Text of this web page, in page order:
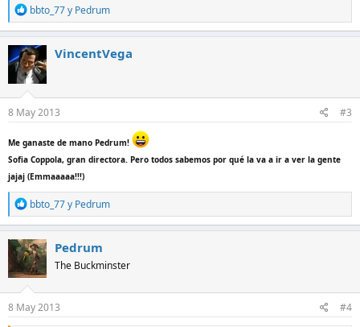
R
e
a
c
c
i
o
n
e
s
bbto_77y Pedrum
VincentVega
8 May 2013 #3
Me ganaste de mano Pedrum!
Sofia Coppola, gran directora. Pero todos sabemos por qué la va a ir a ver la gente
jajaj (Emmaaaaa!!!)
R
e
a
c
c
i
o
n
e
s
bbto_77y Pedrum
Pedrum
The Buckminster
8 May 2013 #4